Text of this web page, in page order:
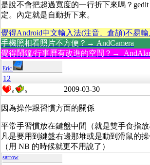
是說不會把超過寬度的一行折下來嗎？
定。內定就是自動折下來。
覺得Android中文輸入法(注音、倉頡)不易
手機照相看照片不方便？→ AndCamera
覺得鬧鐘/行事曆有改進的空間？→
Eric
12
0 0 2009-03-30
因為操作跟習慣方面的關係
平常手習慣放在鍵盤中間（就是雙手食指放
凡是要用到鍵盤右邊那堆或是動到滑鼠的
（用 NB 的時候就更不用說了）
sarrow